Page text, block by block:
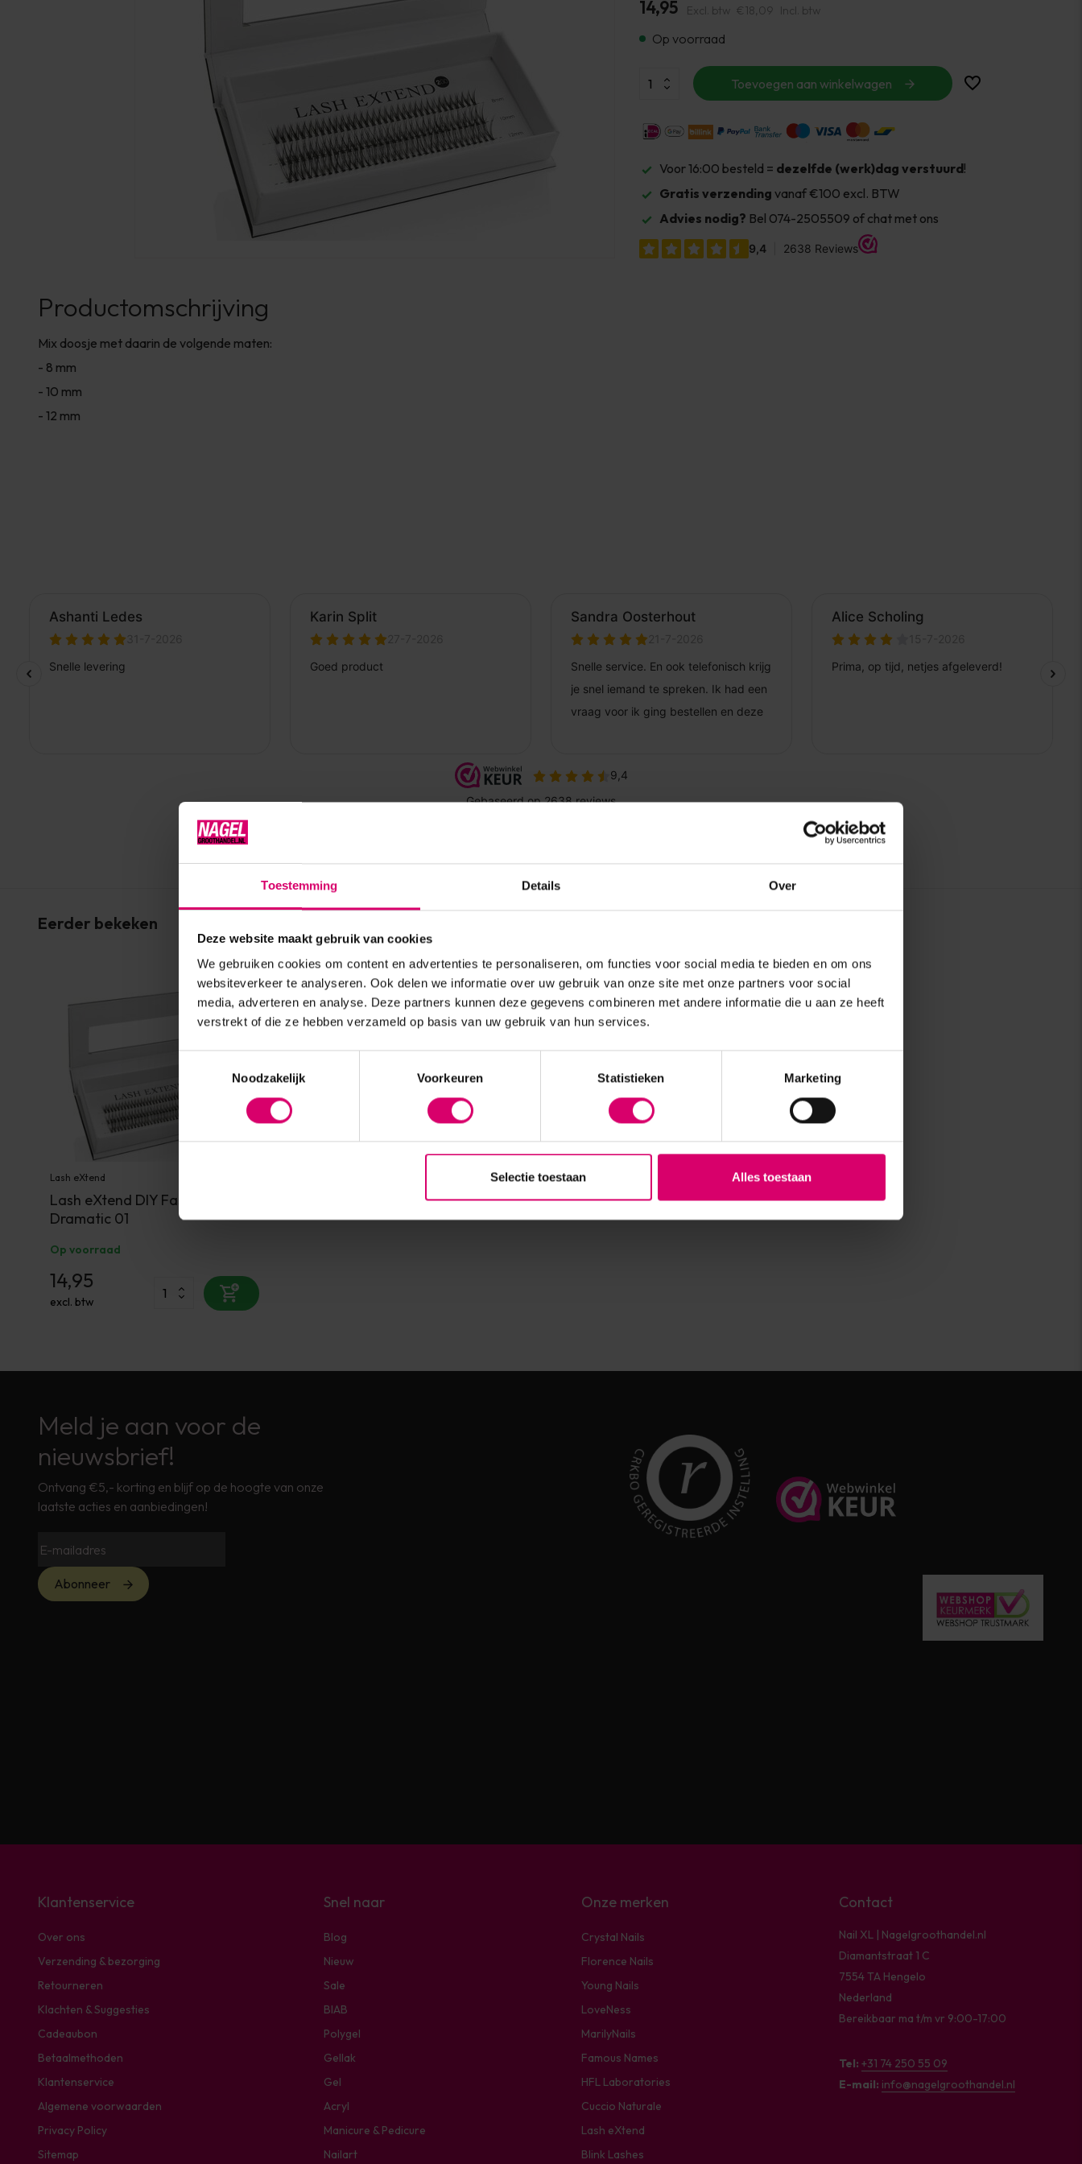
Toestemming Details Over
Deze website maakt gebruik van cookies
We gebruiken cookies om content en advertenties te personaliseren, om functies voor social media te bieden en om ons
websiteverkeer te analyseren. Ook delen we informatie over uw gebruik van onze site met onze partners voor social
media, adverteren en analyse. Deze partners kunnen deze gegevens combineren met andere informatie die u aan ze heeft
verstrekt of die ze hebben verzameld op basis van uw gebruik van hun services.
Noodzakelijk
Voorkeuren Statistieken Marketing
Selectie toestaan Alles toestaan
Productomschrijving
Mix doosje met daarin de volgende maten:
- 8 mm
- 10 mm
- 12 mm
14,95 Excl. btw €18,09 Incl. btw
Op voorraad
Toevoegen aan winkelwagen
Voor 16:00 besteld = dezelfde (werk)dag verstuurd!
Gratis verzending vanaf €100 excl. BTW
Advies nodig? Bel 074-2505509 of chat met ons
Eerder bekeken
Lash eXtend
Lash eXtend DIY Fast Set
Dramatic 01
Op voorraad
14,95
excl. btw
Meld je aan voor de
nieuwsbrief!
Ontvang €5,- korting en blijf op de hoogte van onze
laatste acties en aanbiedingen!
Abonneer
Klantenservice
Over ons
Verzending & bezorging
Retourneren
Klachten & Suggesties
Cadeaubon
Betaalmethoden
Klantenservice
Algemene voorwaarden
Privacy Policy
Sitemap
Snel naar
Blog
Nieuw
Sale
BIAB
Polygel
Gellak
Gel
Acryl
Manicure & Pedicure
Nailart
Onze merken
Crystal Nails
Florence Nails
Young Nails
LoveNess
MarilyNails
Famous Names
HFL Laboratories
Cuccio Naturale
Lash eXtend
Blink Lashes
Contact
Nail XL | Nagelgroothandel.nl
Diamantstraat 1 C
7554 TA Hengelo
Nederland
Bereikbaar ma t/m vr 9:00-17:00
Tel: +31 74 250 55 09
E-mail: info@nagelgroothandel.nl